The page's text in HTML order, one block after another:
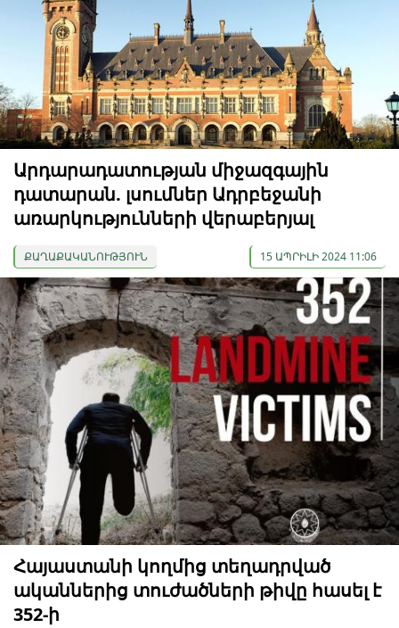
Արդարադատության միջազգային
դատարան. լսումներ Ադրբեջանի
առարկությունների վերաբերյալ
ՔԱՂԱՔԱԿԱՆՈՒԹՅՈՒՆ 15 ԱՊՐԻԼԻ 2024 11:06
Հայաստանի կողմից տեղադրված
ականներից տուժածների թիվը հասել է
352-ի